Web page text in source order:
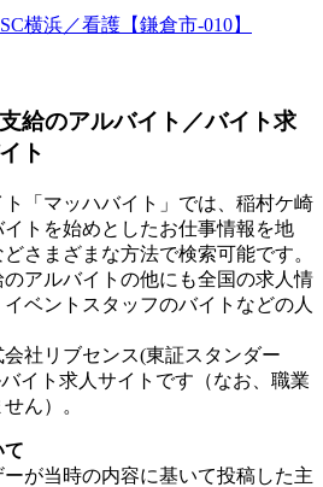
横浜／看護【鎌倉市-010】
給のアルバイト／バイト求
ト
「マッハバイト」では、稲村ケ崎
トを始めとしたお仕事情報を地
さまざまな方法で検索可能です。
アルバイトの他にも全国の求人情
ベントスタッフのバイトなどの人
会社リブセンス(東証スタンダー
イト求人サイトです（なお、職業
ん）。
て
が当時の内容に基いて投稿した主